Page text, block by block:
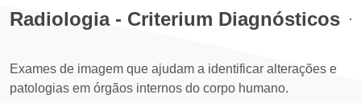
Radiologia - Criterium Diagnósticos
Exames de imagem que ajudam a identificar alterações e
patologias em órgãos internos do corpo humano.